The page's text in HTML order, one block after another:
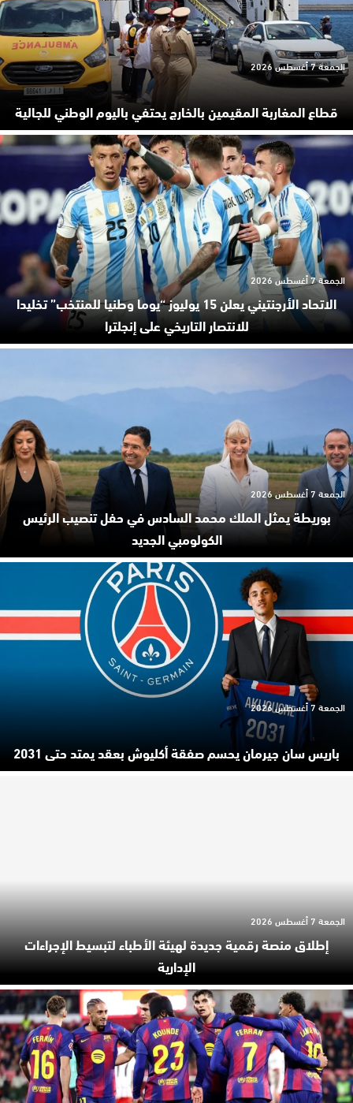
قطاع المغاربة المقيمين بالخارج يحتفي باليوم الوطني للجالية
الجمعة 7 أغسطس 2026
الاتحاد الأرجنتيني يعلن 15 يوليوز “يوما وطنيا للمنتخب” تخليدا
للانتصار التاريخي على إنجلترا
الجمعة 7 أغسطس 2026
بوريطة يمثل الملك محمد السادس في حفل تنصيب الرئيس
الكولومبي الجديد
الجمعة 7 أغسطس 2026
باريس سان جيرمان يحسم صفقة أكليوش بعقد يمتد حتى 2031
الجمعة 7 أغسطس 2026
إطلاق منصة رقمية جديدة لهيئة الأطباء لتبسيط الإجراءات
الإدارية
الجمعة 7 أغسطس 2026